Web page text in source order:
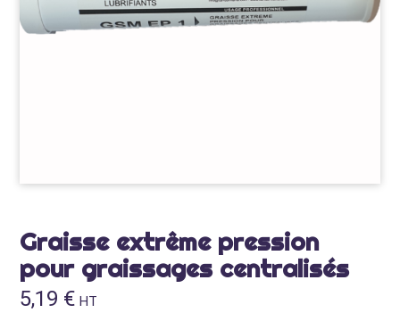
Graisse extrême pression
pour graissages centralisés
5,19 € HT